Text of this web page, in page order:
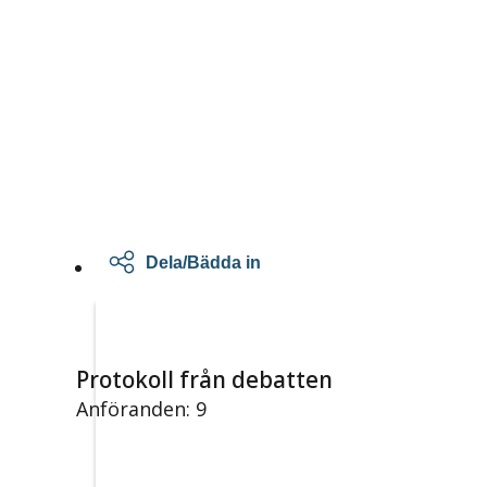
Dela/Bädda in
Protokoll från debatten
Anföranden: 9